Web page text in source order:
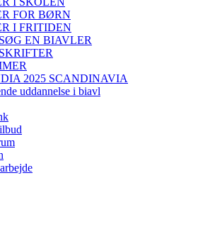
FOR BØRN
I FRITIDEN
EN BIAVLER
2025 SCANDINAVIA
uddannelse i biavl